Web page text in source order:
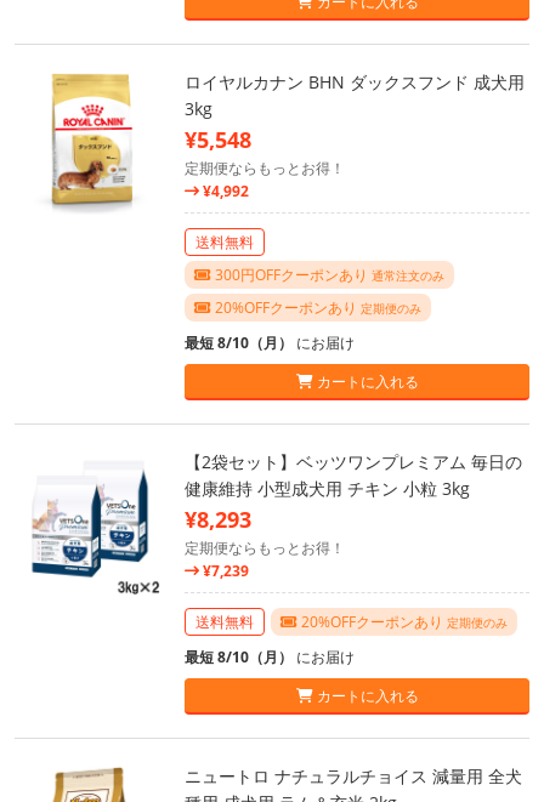
ロイヤルカナン BHN ダックスフンド 成犬用
3kg
¥5,548
定期便ならもっとお得！
¥4,992
送料無料
300円OFFクーポンあり 通常注文のみ
20%OFFクーポンあり 定期便のみ
最短 8/10（月） にお届け
カートに入れる
【2袋セット】ベッツワンプレミアム 毎日の
健康維持 小型成犬用 チキン 小粒 3kg
¥8,293
定期便ならもっとお得！
¥7,239
送料無料 20%OFFクーポンあり 定期便のみ
最短 8/10（月） にお届け
カートに入れる
ニュートロ ナチュラルチョイス 減量用 全犬